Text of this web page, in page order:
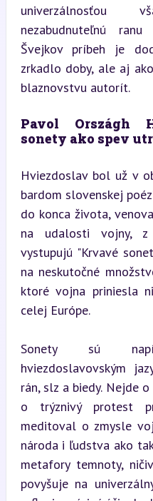
univerzálnosťou
nezabudnuteľnú
Švejkov príbeh je
zrkadlo doby, ale aj
blaznovstvu autorít.
Pavol Országh
sonety ako spev
Hviezdoslav bol už v
bardom slovenskej
do konca života,
na udalosti vojny, z
vystupujú "Krvavé
na neskutočné
ktoré vojna priniesla
celej Európe.
Sonety sú
hviezdoslavovským
rán, slz a biedy. Nejde
o trýznivý protest
meditoval o zmysle
národa i ľudstva ako
metafory temnoty,
povyšuje na